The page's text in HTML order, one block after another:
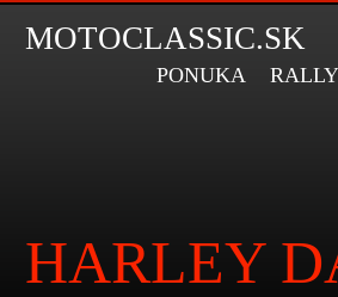
MOTOCLASSIC.SK
PONUKA
HARLEY